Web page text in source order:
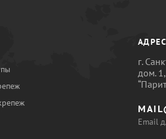
АДРЕС
г.
дом.
Email